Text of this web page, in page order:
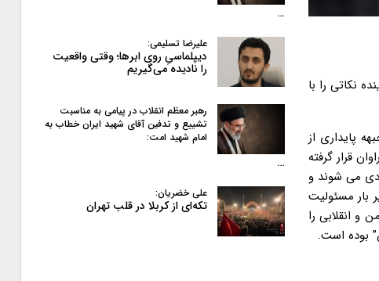
نکاتی را با
پایداری از
قرار گرفته
می شوند و
بار مسئولیت
انقلابی را
بوده است.
…
علیرضا تسلیمی:
دیپلماسیِ روی ابرها؛ وقتی واقعیت
را نادیده می‌گیریم
رهبر معظم انقلاب در پیامی به‌ مناسبت
تشییع و تدفین آقای شهید ایران خطاب به
امام شهید امت:
…
علی خضریان:
تکه‌ای از کربلا در قلب تهران